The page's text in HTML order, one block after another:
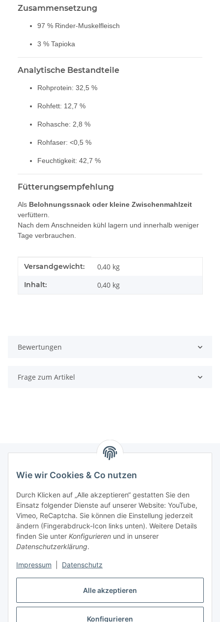
Alle akzeptieren
Konfigurieren
Wie wir Cookies & Co nutzen
Durch Klicken auf „Alle akzeptieren“ gestatten Sie den
Einsatz folgender Dienste auf unserer Website: YouTube,
Vimeo, ReCaptcha. Sie können die Einstellung jederzeit
ändern (Fingerabdruck-Icon links unten). Weitere Details
finden Sie unter Konfigurieren und in unserer
Datenschutzerklärung.
Impressum Datenschutz
Zusammensetzung
97 % Rinder-Muskelfleisch
3 % Tapioka
Analytische Bestandteile
Rohprotein: 32,5 %
Rohfett: 12,7 %
Rohasche: 2,8 %
Rohfaser: <0,5 %
Feuchtigkeit: 42,7 %
Fütterungsempfehlung
Als Belohnungssnack oder kleine Zwischenmahlzeit
verfüttern.
Nach dem Anschneiden kühl lagern und innerhalb weniger
Tage verbrauchen.
Produkteigenschaft
Wert
Versandgewicht: 0,40 kg
Inhalt: 0,40 kg
Bewertungen
Frage zum Artikel
Informationen
Gesetzliche Informationen
Mein Konto
masterframe GmbH